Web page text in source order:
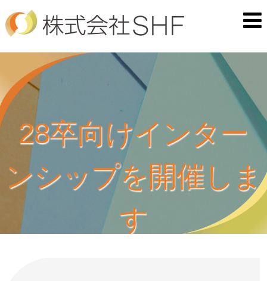
28卒向けインター
ンシップを開催しま
す